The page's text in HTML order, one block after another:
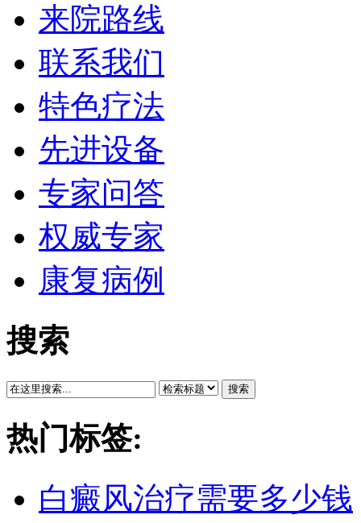
来院路线
联系我们
特色疗法
先进设备
专家问答
权威专家
康复病例
搜索
搜索
热门标签:
白癜风治疗需要多少钱